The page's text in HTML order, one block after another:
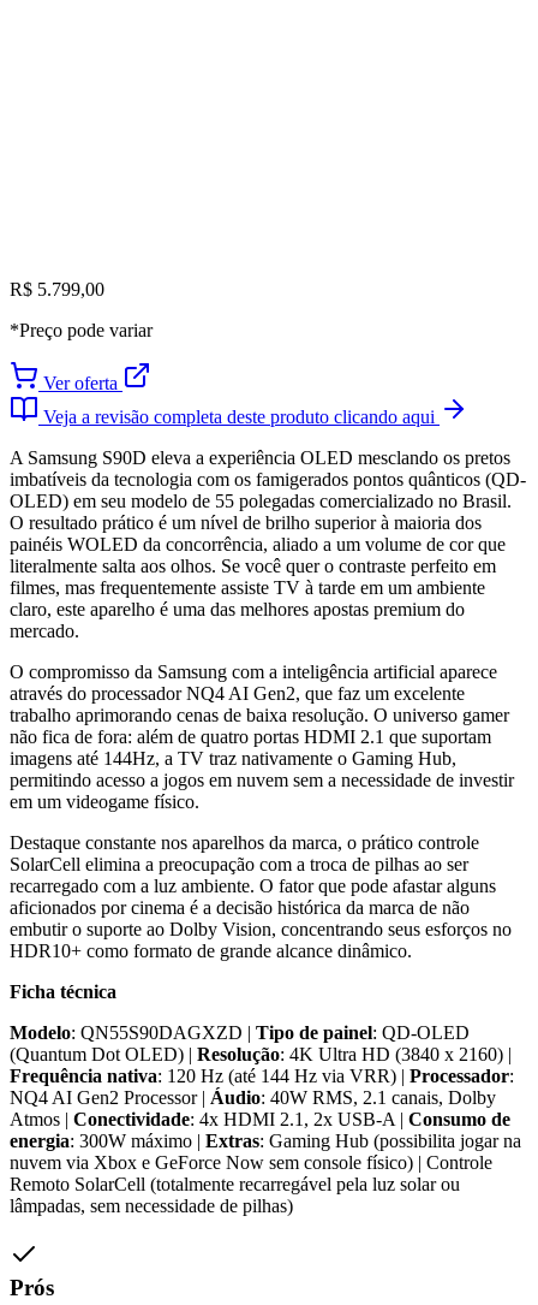
R$ 5.799,00
*Preço pode variar
Ver oferta
Veja a revisão completa deste produto clicando aqui
A Samsung S90D eleva a experiência OLED mesclando os pretos
imbatíveis da tecnologia com os famigerados pontos quânticos (QD-
OLED) em seu modelo de 55 polegadas comercializado no Brasil.
O resultado prático é um nível de brilho superior à maioria dos
painéis WOLED da concorrência, aliado a um volume de cor que
literalmente salta aos olhos. Se você quer o contraste perfeito em
filmes, mas frequentemente assiste TV à tarde em um ambiente
claro, este aparelho é uma das melhores apostas premium do
mercado.
O compromisso da Samsung com a inteligência artificial aparece
através do processador NQ4 AI Gen2, que faz um excelente
trabalho aprimorando cenas de baixa resolução. O universo gamer
não fica de fora: além de quatro portas HDMI 2.1 que suportam
imagens até 144Hz, a TV traz nativamente o Gaming Hub,
permitindo acesso a jogos em nuvem sem a necessidade de investir
em um videogame físico.
Destaque constante nos aparelhos da marca, o prático controle
SolarCell elimina a preocupação com a troca de pilhas ao ser
recarregado com a luz ambiente. O fator que pode afastar alguns
aficionados por cinema é a decisão histórica da marca de não
embutir o suporte ao Dolby Vision, concentrando seus esforços no
HDR10+ como formato de grande alcance dinâmico.
Ficha técnica
Modelo: QN55S90DAGXZD | Tipo de painel: QD-OLED
(Quantum Dot OLED) | Resolução: 4K Ultra HD (3840 x 2160) |
Frequência nativa: 120 Hz (até 144 Hz via VRR) | Processador:
NQ4 AI Gen2 Processor | Áudio: 40W RMS, 2.1 canais, Dolby
Atmos | Conectividade: 4x HDMI 2.1, 2x USB-A | Consumo de
energia: 300W máximo | Extras: Gaming Hub (possibilita jogar na
nuvem via Xbox e GeForce Now sem console físico) | Controle
Remoto SolarCell (totalmente recarregável pela luz solar ou
lâmpadas, sem necessidade de pilhas)
Prós